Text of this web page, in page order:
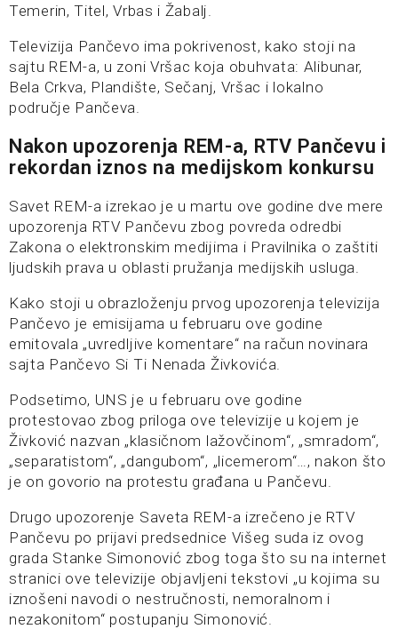
Temerin, Titel, Vrbas i Žabalj.
Televizija Pančevo ima pokrivenost, kako stoji na
sajtu REM-a, u zoni Vršac koja obuhvata: Alibunar,
Bela Crkva, Plandište, Sečanj, Vršac i lokalno
područje Pančeva.
Nakon upozorenja REM-a, RTV Pančevu i
rekordan iznos na medijskom konkursu
Savet REM-a izrekao je u martu ove godine dve mere
upozorenja RTV Pančevu zbog povreda odredbi
Zakona o elektronskim medijima i Pravilnika o zaštiti
ljudskih prava u oblasti pružanja medijskih usluga.
Kako stoji u obrazloženju prvog upozorenja televizija
Pančevo je emisijama u februaru ove godine
emitovala „uvredljive komentare“ na račun novinara
sajta Pančevo Si Ti Nenada Živkovića.
Podsetimo, UNS je u februaru ove godine
protestovao zbog priloga ove televizije u kojem je
Živković nazvan „klasičnom lažovčinom“, „smradom“,
„separatistom“, „dangubom“, „licemerom“…, nakon što
je on govorio na protestu građana u Pančevu.
Drugo upozorenje Saveta REM-a izrečeno je RTV
Pančevu po prijavi predsednice Višeg suda iz ovog
grada Stanke Simonović zbog toga što su na internet
stranici ove televizije objavljeni tekstovi „u kojima su
iznošeni navodi o nestručnosti, nemoralnom i
nezakonitom“ postupanju Simonović.